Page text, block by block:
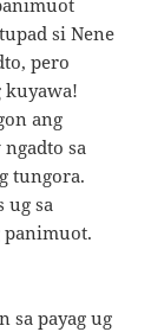
si Nene
pero
kuyawa!
ang
sa
tungora.
ug sa
panimuot.
sa payag ug